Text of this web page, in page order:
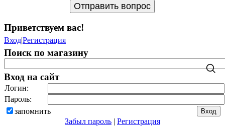
Приветствуем вас!
Вход|Регистрация
Поиск по магазину
Вход на сайт
Логин:
Пароль:
запомнить
Забыл пароль | Регистрация